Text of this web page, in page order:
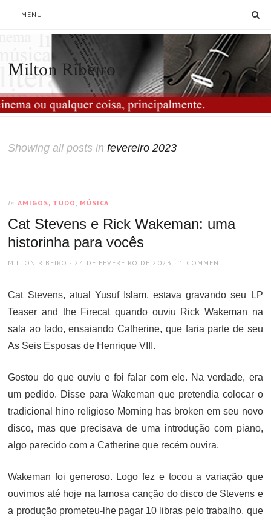
MENU
Milton Ribeiro
Showing all posts infevereiro 2023
In AMIGOS, TUDO , MÚSICA
Cat Stevens e Rick Wakeman: uma
historinha para vocês
AUTHOR
MILTON RIBEIRO
POSTED
24 DE FEVEREIRO DE 2023 1 COMMENT
Cat Stevens, atual Yusuf Islam, estava gravando seu LP
Teaser and the Firecat quando ouviu Rick Wakeman na
sala ao lado, ensaiando Catherine, que faria parte de seu
As Seis Esposas de Henrique VIII.
Gostou do que ouviu e foi falar com ele. Na verdade, era
um pedido. Disse para Wakeman que pretendia colocar o
tradicional hino religioso Morning has broken em seu novo
disco, mas que precisava de uma introdução com piano,
algo parecido com a Catherine que recém ouvira.
Wakeman foi generoso. Logo fez e tocou a variação que
ouvimos até hoje na famosa canção do disco de Stevens e
a produção prometeu-lhe pagar 10 libras pelo trabalho, que